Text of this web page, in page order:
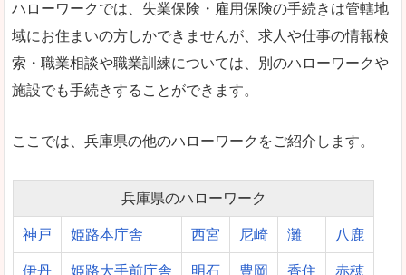
ハローワークでは、失業保険・雇用保険の手続きは管轄地
域にお住まいの方しかできませんが、求人や仕事の情報検
索・職業相談や職業訓練については、別のハローワークや
施設でも手続きすることができます。
ここでは、兵庫県の他のハローワークをご紹介します。
兵庫県のハローワーク
神戸 姫路本庁舎 西宮 尼崎 灘 八鹿
伊丹 姫路大手前庁舎 明石 豊岡 香住 赤穂